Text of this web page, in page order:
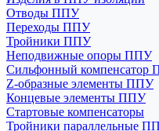
Отводы ППУ
Переходы ППУ
Тройники ППУ
Неподвижные опоры ППУ
Cильфонный компенсатор
Z-образные элементы ППУ
Концевые элементы ППУ
Стартовые компенсаторы
Тройники параллельные